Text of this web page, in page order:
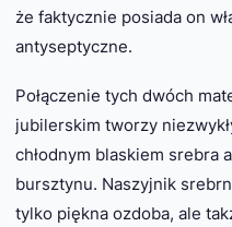
że faktycznie posiada on
antyseptyczne.
Połączenie tych dwóch
jubilerskim tworzy
chłodnym blaskiem srebra
bursztynu. Naszyjnik
tylko piękna ozdoba, ale